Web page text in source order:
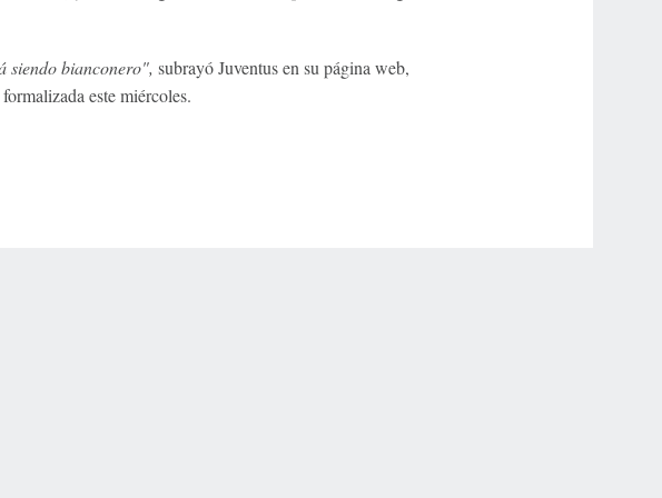
siendo bianconero", subrayó Juventus en su página web,
este miércoles.